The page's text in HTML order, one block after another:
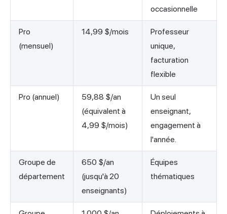
occasionnelle
Pro
(mensuel)
14,99 $/mois
Professeur
unique,
facturation
flexible
Pro (annuel)
59,88 $/an
(équivalent à
4,99 $/mois)
Un seul
enseignant,
engagement à
l'année.
Groupe de
département
650 $/an
(jusqu'à 20
enseignants)
Équipes
thématiques